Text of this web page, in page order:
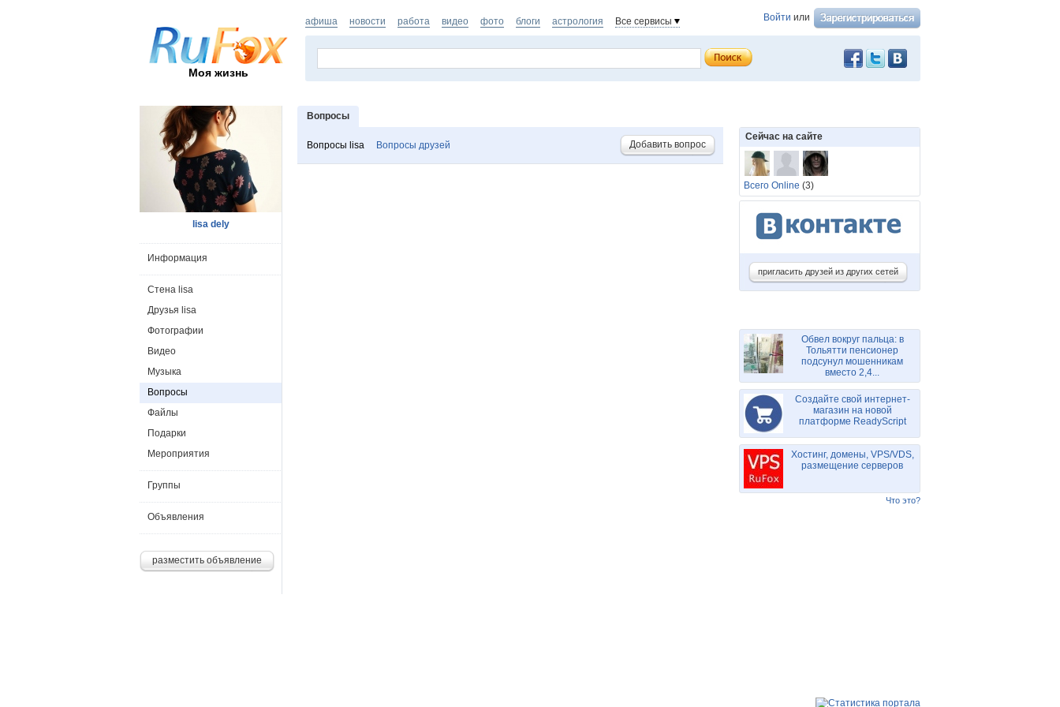
Моя жизнь
Войти или
афиша новости работа видео фото блоги астрология Все сервисы
Вопросы
Вопросы lisa Вопросы друзей Добавить вопрос
lisa dely
Информация
Стена lisa
Друзья lisa
Фотографии
Видео
Музыка
Вопросы
Файлы
Подарки
Мероприятия
Группы
Объявления
разместить объявление
Сейчас на сайте
Всего Online (3)
пригласить друзей из других сетей
Обвел вокруг пальца: в
Тольятти пенсионер
подсунул мошенникам
вместо 2,4...
Создайте свой интернет-
магазин на новой
платформе ReadyScript
Хостинг, домены, VPS/VDS,
размещение серверов
Что это?